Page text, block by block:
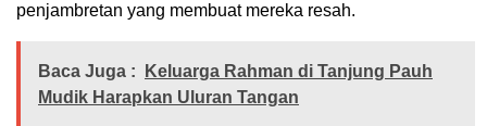
penjambretan yang membuat mereka resah.
Baca Juga :
Keluarga Rahman di Tanjung Pauh
Mudik Harapkan Uluran Tangan